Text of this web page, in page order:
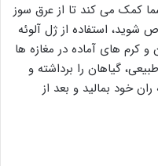
کمک می کند تا از عرق سوز
استفاده از ژل آلوئه
های آماده در مغازه ها
گیاهان را برداشته و
خود بمالید و بعد از